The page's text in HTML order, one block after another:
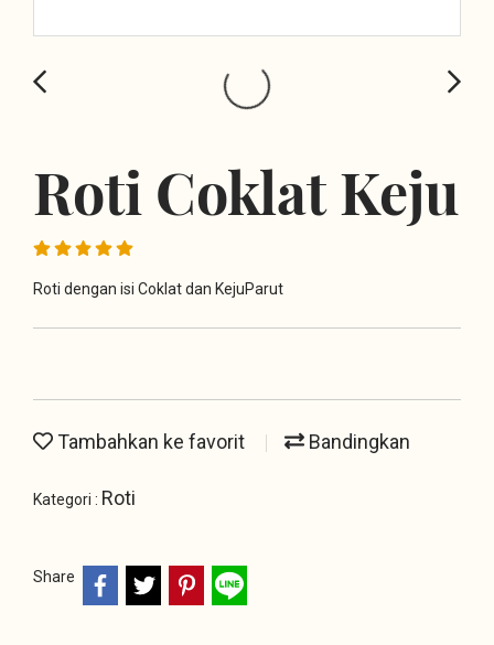
Roti Coklat Keju
Roti dengan isi Coklat dan KejuParut
Tambahkan ke favorit Bandingkan
Kategori : Roti
Share